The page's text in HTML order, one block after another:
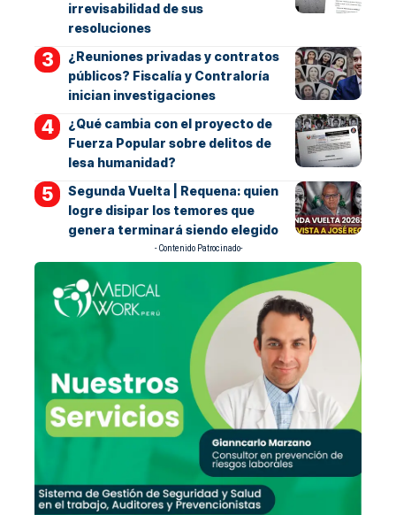
irrevisabilidad de sus
resoluciones
¿Reuniones privadas y contratos
públicos? Fiscalía y Contraloría
inician investigaciones
¿Qué cambia con el proyecto de
Fuerza Popular sobre delitos de
lesa humanidad?
Segunda Vuelta | Requena: quien
logre disipar los temores que
genera terminará siendo elegido
- Contenido Patrocinado-